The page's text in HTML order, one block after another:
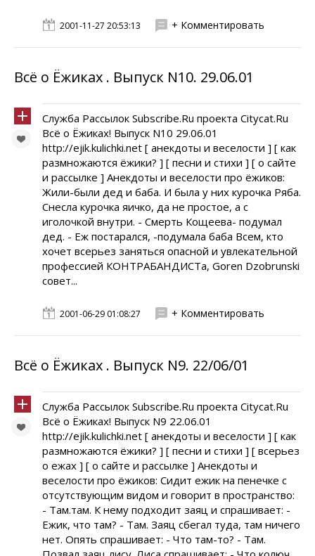
2001-11-27 20:53:13 + Комментировать
Всё о Ёжиках . Выпуск N10. 29.06.01
Служба Рассылок Subscribe.Ru проекта Citycat.Ru
Всё о Ёжиках! Выпуск N10 29.06.01
http://ejik.kulichki.net [ анекдоты и веселости ] [ как
размножаются ёжики? ] [ песни и стихи ] [ о сайте
и рассылке ] Анекдоты и веселости про ёжиков:
Жили-были дед и баба. И была у них курочка Ряба.
Снесла курочка яичко, да не простое, а с
иголочкой внутри. - Смерть Кощеева- подумал
дед. - Еж постарался, -подумала баба Всем, кто
хочет всерьез заняться опасной и увлекательной
профессией КОНТРАБАНДИСТа, Goren Dzobrunski
совет...
2001-06-29 01:08:27 + Комментировать
Всё о Ёжиках . Выпуск N9. 22/06/01
Служба Рассылок Subscribe.Ru проекта Citycat.Ru
Всё о Ёжиках! Выпуск N9 22.06.01
http://ejik.kulichki.net [ анекдоты и веселости ] [ как
размножаются ёжики? ] [ песни и стихи ] [ всерьез
о ежах ] [ о сайте и рассылке ] Анекдоты и
веселости про ёжиков: Сидит ежик на пенечке с
отсутствующим видом и говорит в пространство:
- Там.там. К нему подходит заяц и спрашивает: -
Ежик, что там? - Там. Заяц сбегал туда, там ничего
нет. Опять спрашивает: - Что там-то? - Там.